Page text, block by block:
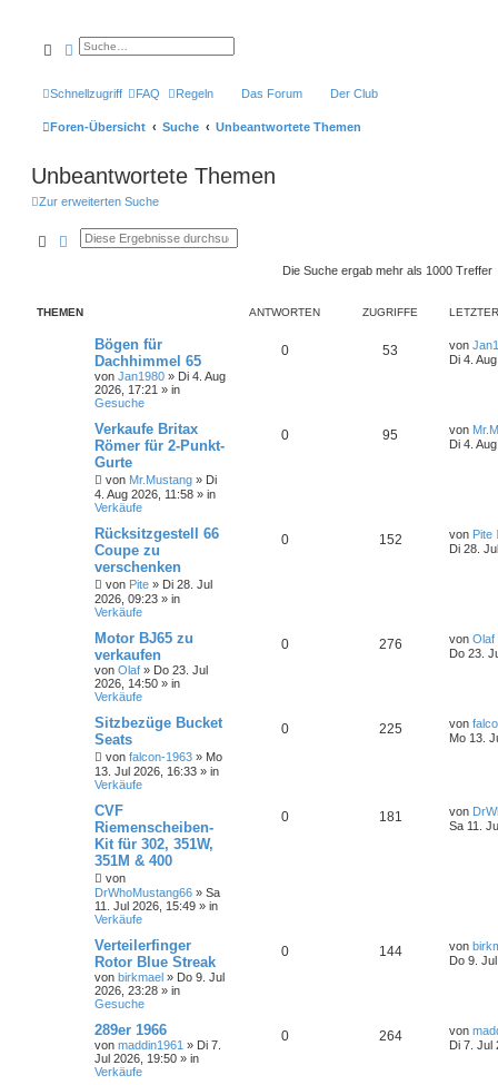
SucheErweiterte Suche
Schnellzugriff FAQ Regeln Das Forum Der Club
Foren-Übersicht Suche Unbeantwortete Themen
Unbeantwortete Themen
Zur erweiterten Suche
SucheErweiterte Suche
Die Suche ergab mehr als 1000 Treffer
THEMEN ANTWORTEN ZUGRIFFE
Bögen für
Dachhimmel 65
von Jan1980 » Di 4. Aug
2026, 17:21 » in
Gesuche
0 53 von
Di 4.
Verkaufe Britax
Römer für 2-Punkt-
Gurte
von Mr.Mustang » Di
4. Aug 2026, 11:58 » in
Verkäufe
0 95 von
Di 4.
Rücksitzgestell 66
Coupe zu
verschenken
von Pite » Di 28. Jul
2026, 09:23 » in
Verkäufe
0 152 von Pite
Di 28.
Motor BJ65 zu
verkaufen
von Olaf » Do 23. Jul
2026, 14:50 » in
Verkäufe
0 276 von Olaf
Do 23.
Sitzbezüge Bucket
Seats
von falcon-1963 » Mo
13. Jul 2026, 16:33 » in
Verkäufe
0 225 von
Mo 13.
CVF
Riemenscheiben-
Kit für 302, 351W,
351M & 400
von
DrWhoMustang66 » Sa
11. Jul 2026, 15:49 » in
Verkäufe
0 181 von
Sa 11.
Verteilerfinger
Rotor Blue Streak
von birkmael » Do 9. Jul
2026, 23:28 » in
Gesuche
0 144 von
Do 9.
289er 1966
von maddin1961 » Di 7.
Jul 2026, 19:50 » in
Verkäufe
0 264 von
Di 7. Jul